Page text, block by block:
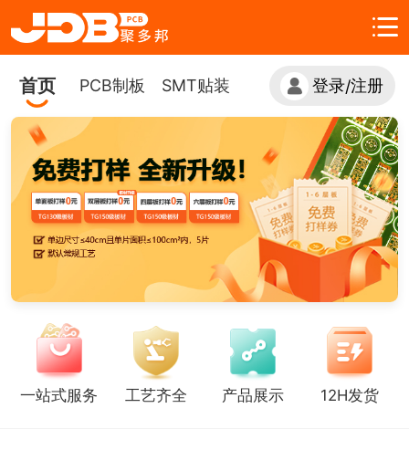
首页 PCB制板 SMT贴装 登录/注册
一站式服务 工艺齐全 产品展示 12H发货